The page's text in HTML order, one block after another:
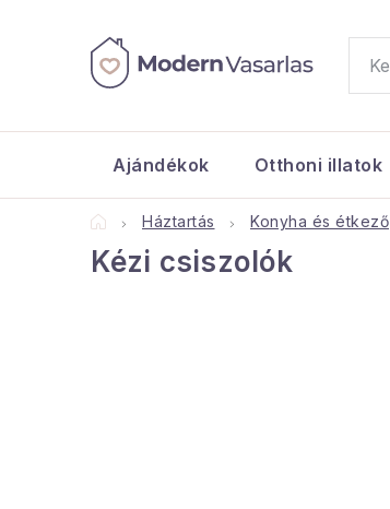
tartalomhoz
Ajándékok Otthoni illatok
KezdőlapHáztartás Konyha és étkező
Kézi csiszolók